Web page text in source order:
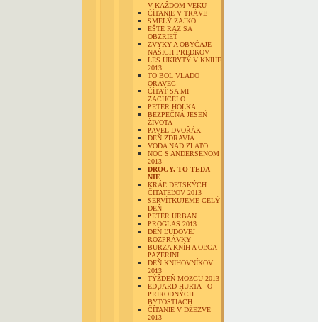
V KAŽDOM VEKU
ČÍTANIE V TRÁVE
SMELÝ ZAJKO
EŠTE RAZ SA
OBZRIEŤ
ZVYKY A OBYČAJE
NAŠICH PREDKOV
LES UKRYTÝ V KNIHE
2013
TO BOL VLADO
ORAVEC
ČÍTAŤ SA MI
ZACHCELO
PETER HOLKA
BEZPEČNÁ JESEŇ
ŽIVOTA
PAVEL DVOŘÁK
DEŇ ZDRAVIA
VODA NAD ZLATO
NOC S ANDERSENOM
2013
DROGY, TO TEDA
NIE
KRÁĽ DETSKÝCH
ČITATEĽOV 2013
SERVÍTKUJEME CELÝ
DEŇ
PETER URBAN
PROGLAS 2013
DEŇ ĽUDOVEJ
ROZPRÁVKY
BURZA KNÍH A OĽGA
PAZERINI
DEŇ KNIHOVNÍKOV
2013
TÝŽDEŇ MOZGU 2013
EDUARD HURTA - O
PRÍRODNÝCH
BYTOSTIACH
ČÍTANIE V DŽEZVE
2013